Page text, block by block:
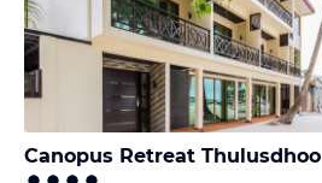
Canopus Retreat Thulusdhoo